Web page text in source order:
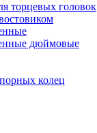
торцевых головок
дюймовые
колец